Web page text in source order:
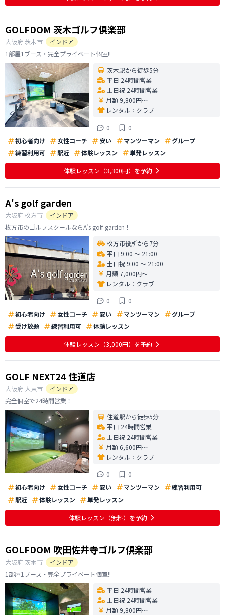
GOLFDOM 茨木ゴルフ倶楽部
大阪府 茨木市
インドア
1部屋1ブース・完全プライベート個室!!
茨木駅から徒歩5分
平日 24時間営業
土日祝 24時間営業
月額 9,800円〜
レンタル： クラブ
0
0
初心者向け
女性コーチ 安い マンツーマン
グループ
練習利用可
駅近 体験レッスン 単発レッスン
体験レッスン （3,300円） を予約
A's golf garden
大阪府枚方市
インドア
枚方市のゴルフスクールならA’s golf garden！
枚方市役所から7分
平日 9:00 〜 21:00
土日祝 9:00 〜 21:00
月額 7,000円〜
レンタル： クラブ
0
0
初心者向け
女性コーチ 安い マンツーマン
グループ
受け放題
練習利用可 体験レッスン
体験レッスン （3,000円） を予約
GOLF NEXT24 住道店
大阪府 大東市
インドア
完全個室で24時間営業！
住道駅から徒歩5分
平日 24時間営業
土日祝 24時間営業
月額 6,600円〜
レンタル： クラブ
0
0
初心者向け
女性コーチ 安い マンツーマン
練習利用可
駅近
体験レッスン 単発レッスン
体験レッスン （無料） を予約
GOLFDOM 吹田佐井寺ゴルフ倶楽部
大阪府 茨木市
インドア
1部屋1ブース・完全プライベート個室!!
平日 24時間営業
土日祝 24時間営業
月額 9,800円〜